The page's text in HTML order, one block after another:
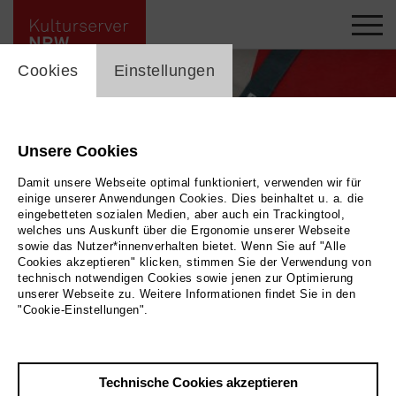
cookie_layer
Cookies Einstellungen
Unsere Cookies
Damit unsere Webseite optimal funktioniert, verwenden wir für
einige unserer Anwendungen Cookies. Dies beinhaltet u. a. die
eingebetteten sozialen Medien, aber auch ein Trackingtool,
welches uns Auskunft über die Ergonomie unserer Webseite
sowie das Nutzer*innenverhalten bietet. Wenn Sie auf "Alle
Cookies akzeptieren" klicken, stimmen Sie der Verwendung von
technisch notwendigen Cookies sowie jenen zur Optimierung
unserer Webseite zu. Weitere Informationen findet Sie in den
"Cookie-Einstellungen".
Technische Cookies akzeptieren